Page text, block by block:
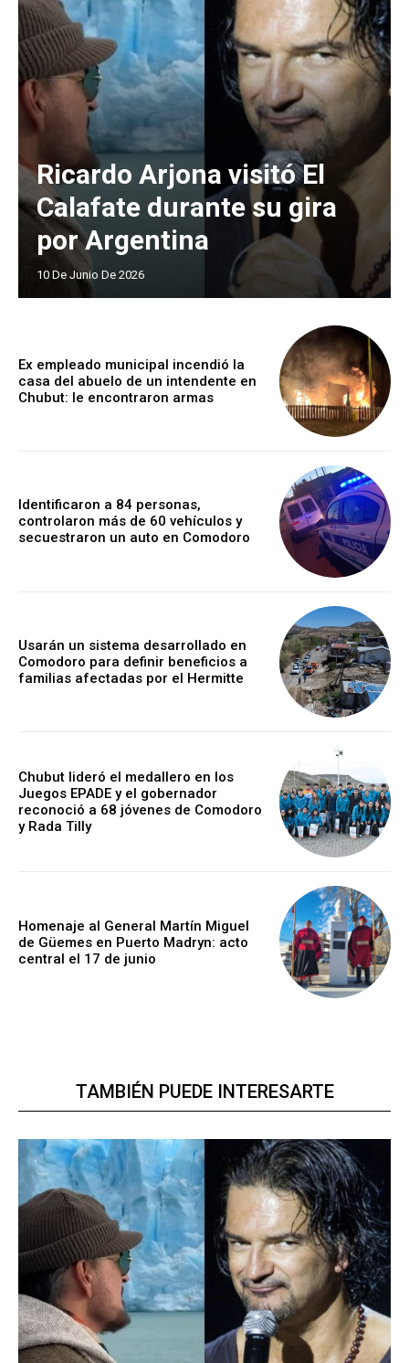
Ricardo Arjona visitó El
Calafate durante su gira
por Argentina
10 De Junio De 2026
Ex empleado municipal incendió la
casa del abuelo de un intendente en
Chubut: le encontraron armas
Identificaron a 84 personas,
controlaron más de 60 vehículos y
secuestraron un auto en Comodoro
Usarán un sistema desarrollado en
Comodoro para definir beneficios a
familias afectadas por el Hermitte
Chubut lideró el medallero en los
Juegos EPADE y el gobernador
reconoció a 68 jóvenes de Comodoro
y Rada Tilly
Homenaje al General Martín Miguel
de Güemes en Puerto Madryn: acto
central el 17 de junio
TAMBIÉN PUEDE INTERESARTE